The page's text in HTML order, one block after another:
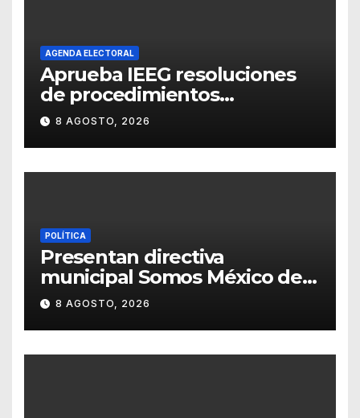
AGENDA ELECTORAL
Aprueba IEEG resoluciones
de procedimientos
sancionadores
8 AGOSTO, 2026
POLÍTICA
Presentan directiva
municipal Somos México de
Guanajuato
8 AGOSTO, 2026